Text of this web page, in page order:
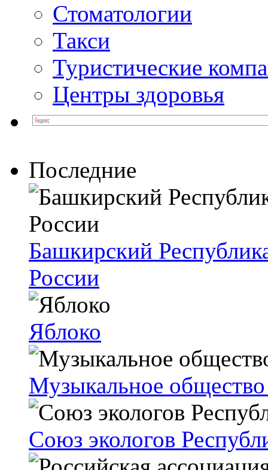
Стоматологии
Такси
Туристические
Центры здоровья
Последние
Башкирский
России
Яблоко
Музыкальное
Союз экологов